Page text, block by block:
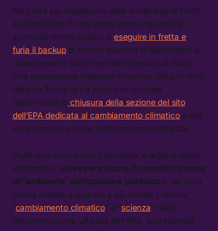
Ma il lato più inquietante della leadership di Pruitt
è stato chiaro fin dal primo giorno, quando gli
scienziati hanno iniziato a eseguire in fretta e
furia il backup di enormi quantità di dati relativi al
clima presenti sui server delle agenzie di stato.
Una precauzione rivelatasi vincente, visto l’ordine
dato da Trump di lì a poco che avrebbe
determinato la chiusura della sezione del sito
dell’EPA dedicata al cambiamento climaticoe alle
serie storiche che ne testimoniano l’esistenza.
Pruitt non voleva solo cancellare le leggi di tutela
ambientale, voleva eradicare il concetto stesso
di “ambiente” dall’opinione pubblica e per farlo
aveva iniziato a epurare a più riprese i termini
“cambiamento climatico” e “scienza” dalla
documentazione ufficiale dell’EPA, sostituendoli